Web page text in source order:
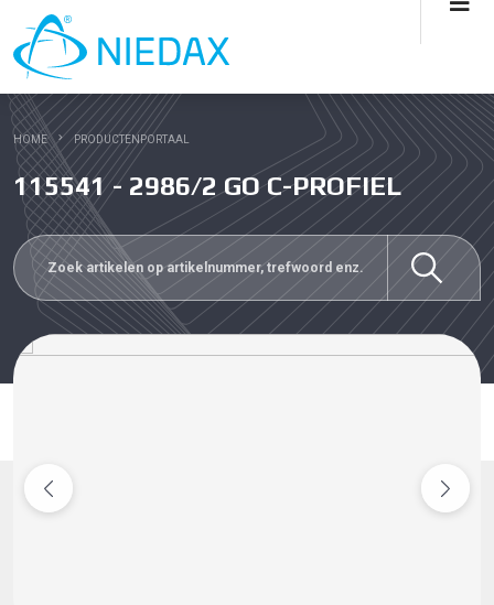
HOME PRODUCTENPORTAAL
115541 - 2986/2 GO C-PROFIEL